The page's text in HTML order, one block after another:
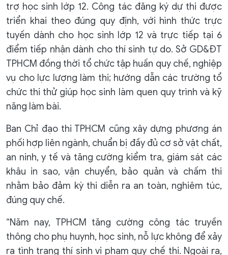
trợ học sinh lớp 12. Công tác đăng ký dự thi được
triển khai theo đúng quy định, với hình thức trực
tuyến dành cho học sinh lớp 12 và trực tiếp tại 6
điểm tiếp nhận dành cho thí sinh tự do. Sở GD&ĐT
TPHCM đồng thời tổ chức tập huấn quy chế, nghiệp
vụ cho lực lượng làm thi; hướng dẫn các trường tổ
chức thi thử giúp học sinh làm quen quy trình và kỹ
năng làm bài.
Ban Chỉ đạo thi TPHCM cũng xây dựng phương án
phối hợp liên ngành, chuẩn bị đầy đủ cơ sở vật chất,
an ninh, y tế và tăng cường kiểm tra, giám sát các
khâu in sao, vận chuyển, bảo quản và chấm thi
nhằm bảo đảm kỳ thi diễn ra an toàn, nghiêm túc,
đúng quy chế.
“Năm nay, TPHCM tăng cường công tác truyền
thông cho phụ huynh, học sinh, nỗ lực không để xảy
ra tình trạng thí sinh vi phạm quy chế thi. Ngoài ra,